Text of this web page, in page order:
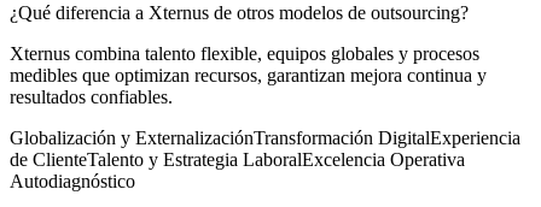
¿Qué diferencia a Xternus de otros modelos de outsourcing?
Xternus combina talento flexible, equipos globales y procesos
medibles que optimizan recursos, garantizan mejora continua y
resultados confiables.
Globalización y ExternalizaciónTransformación DigitalExperiencia
de ClienteTalento y Estrategia LaboralExcelencia Operativa
Autodiagnóstico